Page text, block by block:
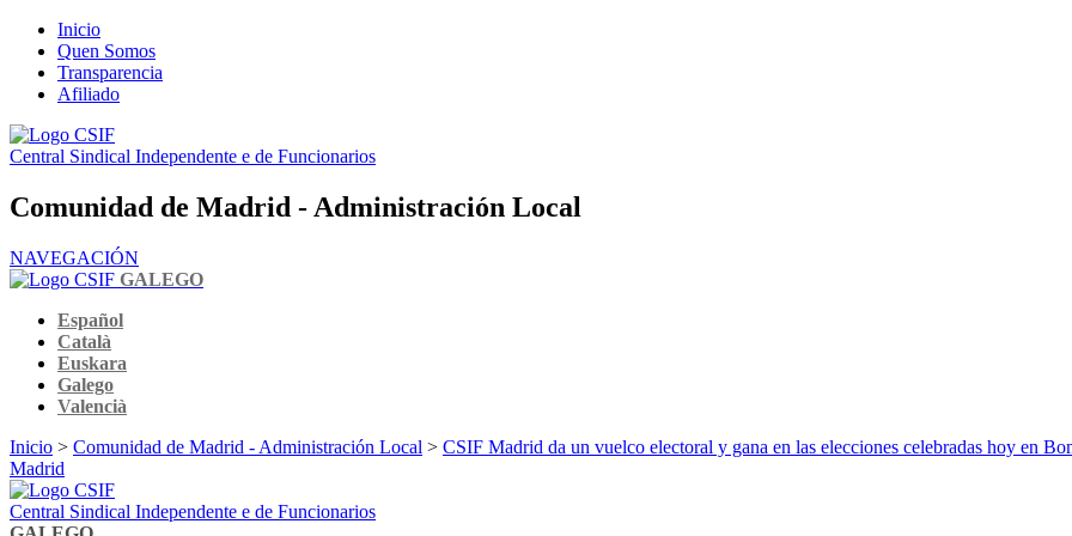
Inicio
Quen Somos
Transparencia
Afiliado
Central Sindical Independente e de Funcionarios
Comunidad de Madrid - Administración Local
NAVEGACIÓN
GALEGO
Español
Català
Euskara
Galego
Valencià
Inicio > Comunidad de Madrid - Administración Local > CSIF Madrid da un vuelco electoral y gana en las elecciones celebradas hoy en
Madrid
Central Sindical Independente e de Funcionarios